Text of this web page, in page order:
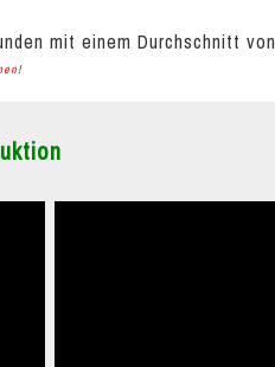
mit einem Durchschnitt von